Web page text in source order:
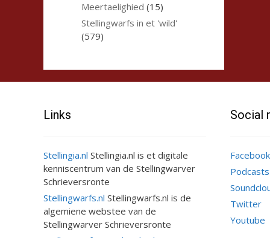
Meertaelighied (15)
Stellingwarfs in et 'wild'
(579)
Links
Stellingia.nl Stellingia.nl is et digitale
kenniscentrum van de Stellingwarver
Schrieversronte
Stellingwarfs.nl Stellingwarfs.nl is de
algemiene webstee van de
Stellingwarver Schrieversronte
Social
Facebook
Podcasts
Twitter
Youtube